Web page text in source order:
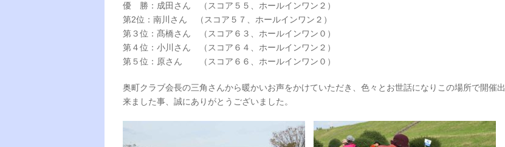
優 勝：成田さん （スコア５５、ホールインワン２）
第2位：南川さん （スコア５７、ホールインワン２）
第３位：髙橋さん （スコア６３、ホールインワン０）
第４位：小川さん （スコア６４、ホールインワン２）
第５位：原さん （スコア６６、ホールインワン０）
奥町クラブ会長の三角さんから暖かいお声をかけていただき、色々とお世話になりこの場所で開催出
来ました事、誠にありがとうございました。